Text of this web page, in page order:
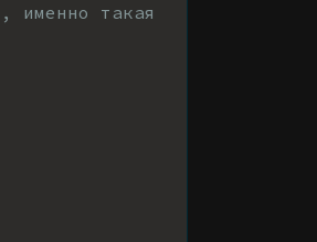
именно такая